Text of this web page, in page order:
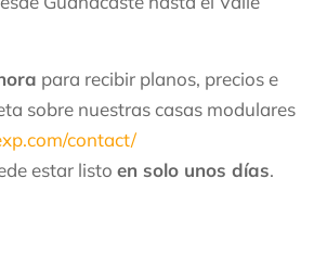
para recibir planos, precios e
sobre nuestras casas modulares
contact/
estar listo en solo unos días.